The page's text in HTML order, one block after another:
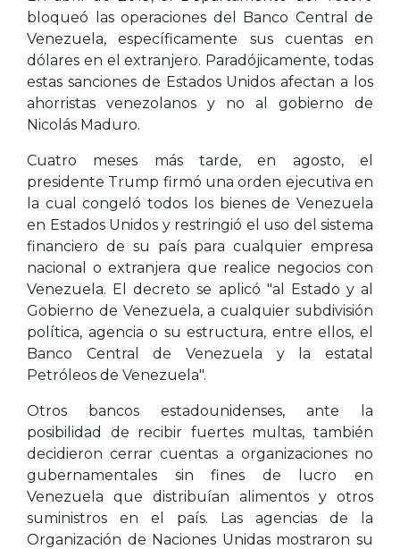
bloqueó las operaciones del Banco Central de
Venezuela, específicamente sus cuentas en
dólares en el extranjero. Paradójicamente, todas
estas sanciones de Estados Unidos afectan a los
ahorristas venezolanos y no al gobierno de
Nicolás Maduro.
Cuatro meses más tarde, en agosto, el
presidente Trump firmó una orden ejecutiva en
la cual congeló todos los bienes de Venezuela
en Estados Unidos y restringió el uso del sistema
financiero de su país para cualquier empresa
nacional o extranjera que realice negocios con
Venezuela. El decreto se aplicó "al Estado y al
Gobierno de Venezuela, a cualquier subdivisión
política, agencia o su estructura, entre ellos, el
Banco Central de Venezuela y la estatal
Petróleos de Venezuela".
Otros bancos estadounidenses, ante la
posibilidad de recibir fuertes multas, también
decidieron cerrar cuentas a organizaciones no
gubernamentales sin fines de lucro en
Venezuela que distribuían alimentos y otros
suministros en el país. Las agencias de la
Organización de Naciones Unidas mostraron su